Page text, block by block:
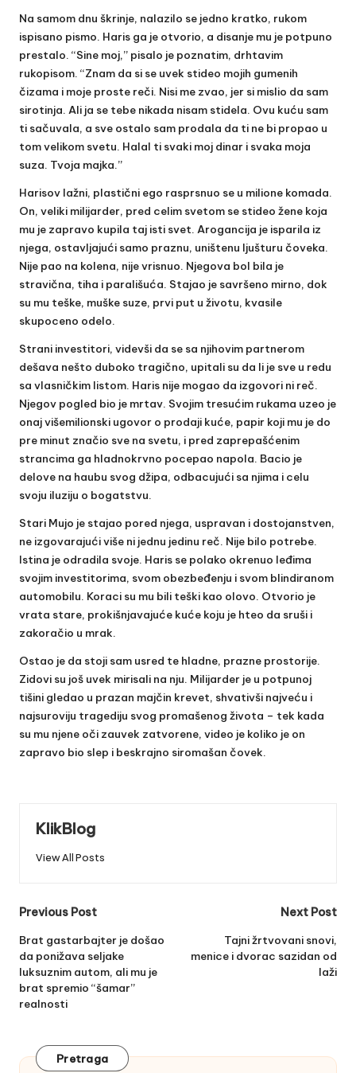
Na samom dnu škrinje, nalazilo se jedno kratko, rukom
ispisano pismo. Haris ga je otvorio, a disanje mu je potpuno
prestalo. “Sine moj,” pisalo je poznatim, drhtavim
rukopisom. “Znam da si se uvek stideo mojih gumenih
čizama i moje proste reči. Nisi me zvao, jer si mislio da sam
sirotinja. Ali ja se tebe nikada nisam stidela. Ovu kuću sam
ti sačuvala, a sve ostalo sam prodala da ti ne bi propao u
tom velikom svetu. Halal ti svaki moj dinar i svaka moja
suza. Tvoja majka.”
Harisov lažni, plastični ego rasprsnuo se u milione komada.
On, veliki milijarder, pred celim svetom se stideo žene koja
mu je zapravo kupila taj isti svet. Arogancija je isparila iz
njega, ostavljajući samo praznu, uništenu ljušturu čoveka.
Nije pao na kolena, nije vrisnuo. Njegova bol bila je
stravična, tiha i parališuća. Stajao je savršeno mirno, dok
su mu teške, muške suze, prvi put u životu, kvasile
skupoceno odelo.
Strani investitori, videvši da se sa njihovim partnerom
dešava nešto duboko tragično, upitali su da li je sve u redu
sa vlasničkim listom. Haris nije mogao da izgovori ni reč.
Njegov pogled bio je mrtav. Svojim tresućim rukama uzeo je
onaj višemilionski ugovor o prodaji kuće, papir koji mu je do
pre minut značio sve na svetu, i pred zaprepašćenim
strancima ga hladnokrvno pocepao napola. Bacio je
delove na haubu svog džipa, odbacujući sa njima i celu
svoju iluziju o bogatstvu.
Stari Mujo je stajao pored njega, uspravan i dostojanstven,
ne izgovarajući više ni jednu jedinu reč. Nije bilo potrebe.
Istina je odradila svoje. Haris se polako okrenuo leđima
svojim investitorima, svom obezbeđenju i svom blindiranom
automobilu. Koraci su mu bili teški kao olovo. Otvorio je
vrata stare, prokišnjavajuće kuće koju je hteo da sruši i
zakoračio u mrak.
Ostao je da stoji sam usred te hladne, prazne prostorije.
Zidovi su još uvek mirisali na nju. Milijarder je u potpunoj
tišini gledao u prazan majčin krevet, shvativši najveću i
najsuroviju tragediju svog promašenog života – tek kada
su mu njene oči zauvek zatvorene, video je koliko je on
zapravo bio slep i beskrajno siromašan čovek.
KlikBlog
View All Posts
Post
navigation
Previous Post
Brat gastarbajter je došao
da ponižava seljake
luksuznim autom, ali mu je
brat spremio “šamar”
realnosti
Next Post
Tajni žrtvovani snovi,
menice i dvorac sazidan od
laži
Pretraga